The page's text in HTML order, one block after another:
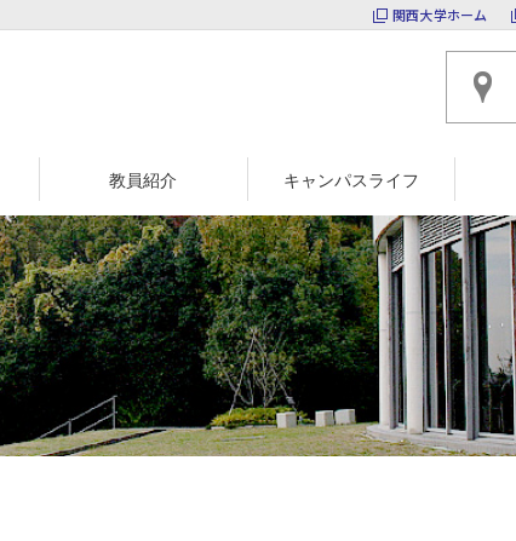
関西大学ホーム
教員紹介 キャンパスライフ